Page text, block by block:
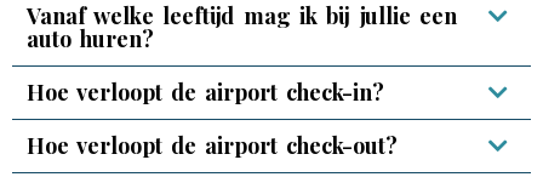
Vanaf welke leeftijd mag ik bij jullie een
auto huren?
Hoe verloopt de airport check-in?
Hoe verloopt de airport check-out?